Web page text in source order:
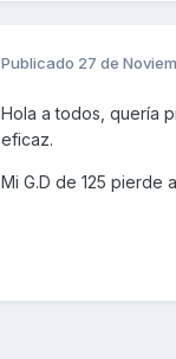
Publicado 27 de
Hola a todos, quería
eficaz.
Mi G.D de 125 pierde